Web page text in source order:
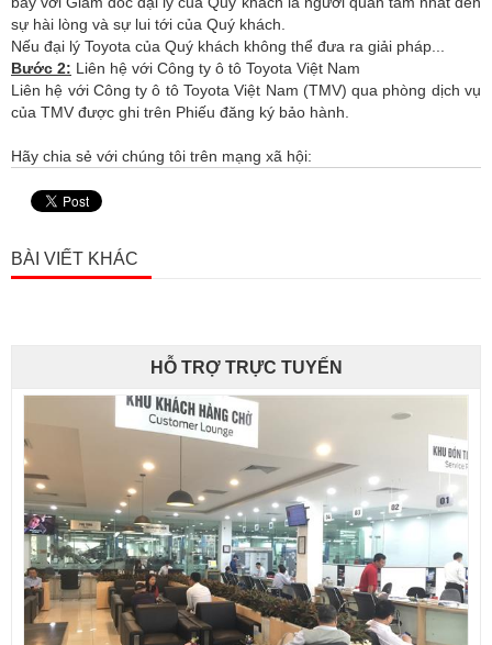
sự hài lòng và sự lui tới của Quý khách.
Nếu đại lý Toyota của Quý khách không thể đưa ra giải pháp...
Bước 2: Liên hệ với Công ty ô tô Toyota Việt Nam
Liên hệ với Công ty ô tô Toyota Việt Nam (TMV) qua phòng dịch vụ
của TMV được ghi trên Phiếu đăng ký bảo hành.
Hãy chia sẻ với chúng tôi trên mạng xã hội:
BÀI VIẾT KHÁC
HỖ TRỢ TRỰC TUYẾN